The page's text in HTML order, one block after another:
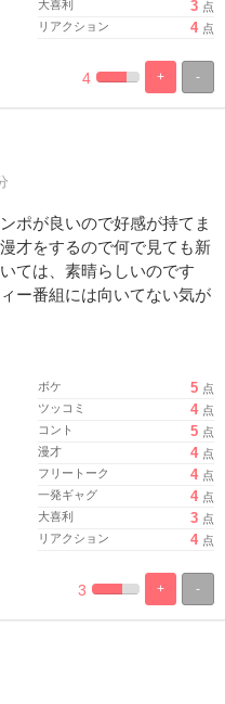
大喜利
3 点
リアクション
4 点
-
+
%
100%
4
ポが良いので好感が持てま
才をするので何で見ても新
ては、素晴らしいのです
ー番組には向いてない気が
ボケ 5 点
ツッコミ
4 点
コント
5 点
漫才
4 点
フリートーク
4 点
一発ギャグ
4 点
大喜利
3 点
リアクション
4 点
-
+
%
100%
3